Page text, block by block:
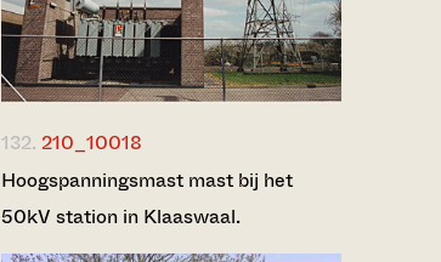
132. 210_10018
Hoogspanningsmast mast bij het
50kV station in Klaaswaal.